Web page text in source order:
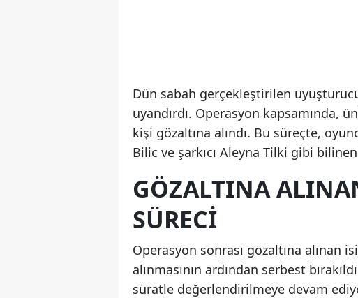
Dün sabah gerçekleştirilen
uyandırdı. Operasyon kapsamında,
kişi gözaltına alındı. Bu süreçte,
Bilic ve şarkıcı Aleyna Tilki gibi
GÖZALTINA
SÜRECI
Operasyon sonrası gözaltına alınan
alınmasının ardından serbest
süratle değerlendirilmeye devam